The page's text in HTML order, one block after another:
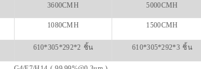
3600CMH 5000CMH
1080CMH 1500CMH
610*305*292*2 ชิ้น 610*305*292*3 ชิ้น